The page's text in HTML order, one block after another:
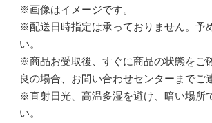
※画像はイメージです。
※配送日時指定は承っておりません。予
い。
※商品お受取後、すぐに商品の状態をご
良の場合、お問い合わせセンターまでご
※直射日光、高温多湿を避け、暗い場所
い。